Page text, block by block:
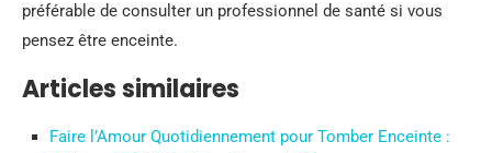
préférable de consulter un professionnel de santé si vous
pensez être enceinte.
Articles similaires
Faire l’Amour Quotidiennement pour Tomber Enceinte :